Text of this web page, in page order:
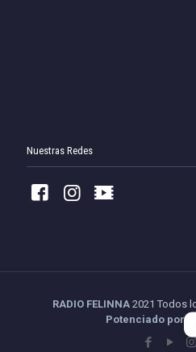
Nuestras Redes
RADIO FELINNA 2021 Todos
Potenciado por